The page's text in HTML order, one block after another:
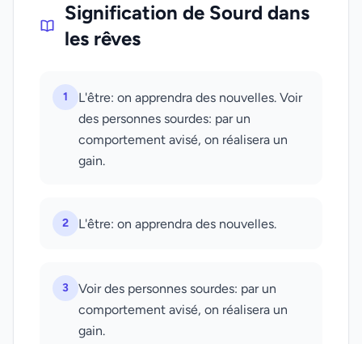
Signification de Sourd dans
les rêves
1
L'être: on apprendra des nouvelles. Voir
des personnes sourdes: par un
comportement avisé, on réalisera un
gain.
2 L'être: on apprendra des nouvelles.
3
Voir des personnes sourdes: par un
comportement avisé, on réalisera un
gain.